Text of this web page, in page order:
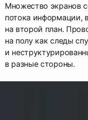
Множество экранов
потока информации,
на второй план.
на полу как следы
и
в разные стороны.